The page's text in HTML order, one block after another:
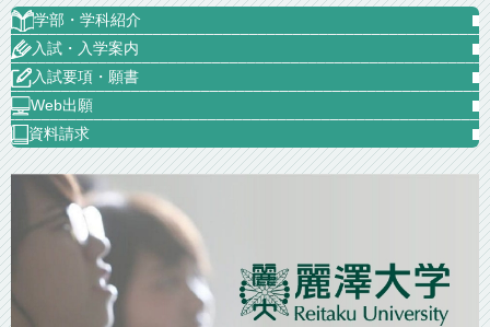
学部・学科紹介
入試・入学案内
入試要項・願書
Web出願
資料請求